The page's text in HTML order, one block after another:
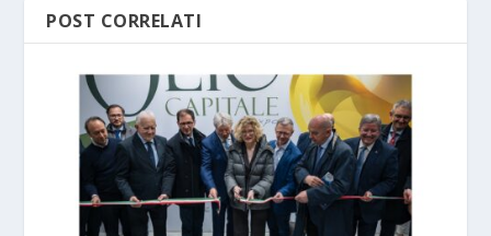
POST CORRELATI